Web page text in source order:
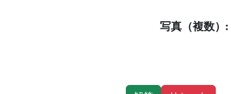
写真（複数）: